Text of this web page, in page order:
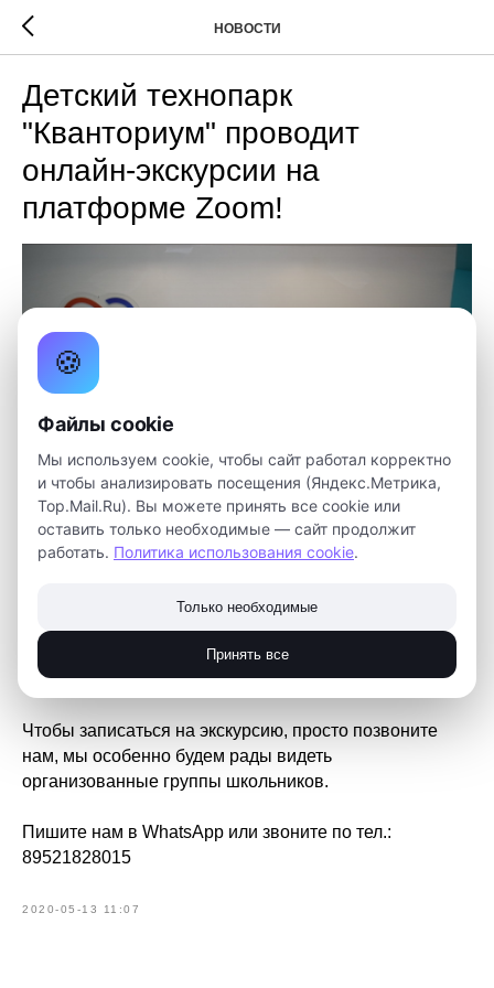
НОВОСТИ
Детский технопарк
"Кванториум" проводит
онлайн-экскурсии на
платформе Zoom!
увидеть наши квантумы, узнать, что изучают наши
ребята, какими проектами они занимаются и как им
помогает наш цех, то мы ждём вас. С удовольствием
ответим на все ваши вопросы
Чтобы записаться на экскурсию, просто позвоните
нам, мы особенно будем рады видеть
организованные группы школьников.
Пишите нам в WhatsApp или звоните по тел.:
89521828015
2020-05-13 11:07
🍪
Файлы cookie
Мы используем cookie, чтобы сайт работал корректно
и чтобы анализировать посещения (Яндекс.Метрика,
Top.Mail.Ru). Вы можете принять все cookie или
оставить только необходимые — сайт продолжит
работать. Политика использования cookie.
Только необходимые
Принять все